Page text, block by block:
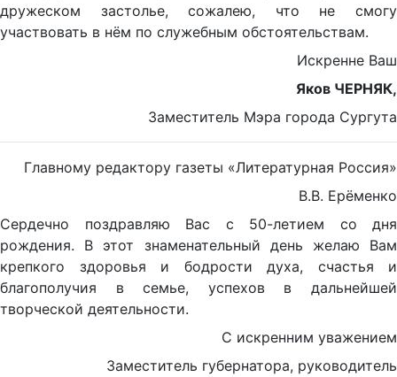
дружеском застолье, сожалею, что не смогу
участвовать в нём по служебным обстоятельствам.
Искренне Ваш
Яков ЧЕРНЯК,
Заместитель Мэра города Сургута
Главному редактору газеты «Литературная Россия»
В.В. Ерёменко
Сердечно поздравляю Вас с 50-летием со дня
рождения. В этот знаменательный день желаю Вам
крепкого здоровья и бодрости духа, счастья и
благополучия в семье, успехов в дальнейшей
творческой деятельности.
С искренним уважением
Заместитель губернатора, руководитель